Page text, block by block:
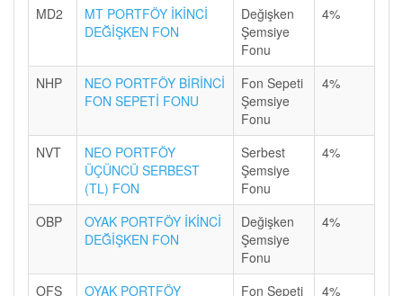
MD2
MT PORTFÖY İKİNCİ
DEĞİŞKEN FON
Değişken
Şemsiye
Fonu
4%
NHP
NEO PORTFÖY BİRİNCİ
FON SEPETİ FONU
Fon Sepeti
Şemsiye
Fonu
4%
NVT
NEO PORTFÖY
ÜÇÜNCÜ SERBEST
(TL) FON
Serbest
Şemsiye
Fonu
4%
OBP
OYAK PORTFÖY İKİNCİ
DEĞİŞKEN FON
Değişken
Şemsiye
Fonu
4%
OFS OYAK PORTFÖY Fon Sepeti 4%